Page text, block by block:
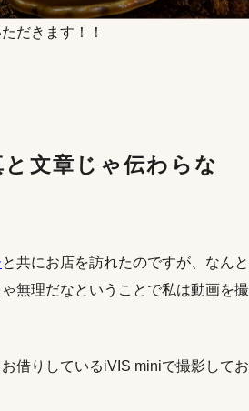
だきます！！
文章じゃ伝わらな
と共にお店を訪れたのですが、なんと
無理だなということで私は動画を撮
借りしているiVIS miniで撮影してお